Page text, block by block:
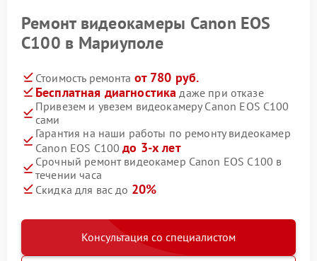
Ремонт видеокамеры Canon EOS
C100 в Мариуполе
Стоимость ремонта от 780 руб.
Бесплатная диагностика даже при отказе
Привезем и увезем видеокамеру Canon EOS C100
сами
Гарантия на наши работы по ремонту видеокамер
Canon EOS C100до 3-х лет
Срочный ремонт видеокамер Canon EOS C100 в
течении часа
Скидка для вас до 20%
Консультация со специалистом